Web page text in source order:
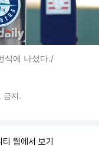
식에 나섰다./
금지.
웹에서 보기